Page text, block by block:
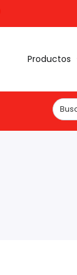
Productos